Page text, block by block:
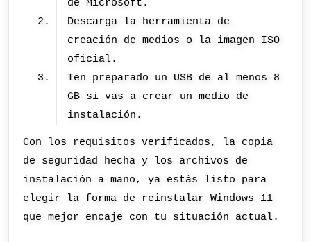
de Microsoft.
Descarga la herramienta de
creación de medios o la imagen ISO
oficial.
Ten preparado un USB de al menos 8
GB si vas a crear un medio de
instalación.
Con los requisitos verificados, la copia
de seguridad hecha y los archivos de
instalación a mano, ya estás listo para
elegir la forma de reinstalar Windows 11
que mejor encaje con tu situación actual.